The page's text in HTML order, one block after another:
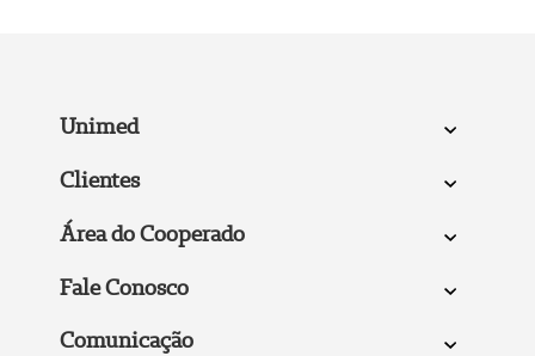
Unimed
Clientes
Área do Cooperado
Fale Conosco
Comunicação